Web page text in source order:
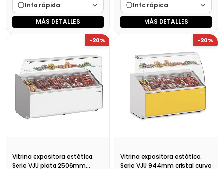
Info rápida
Marca
Cargando…
Cargando…
Disponibilidad
Cargando…
Precio final (+21%)2830,43 €
MÁS DETALLES
Info rápida
Marca
Cargando…
Cargando…
Disponibilidad
Cargando…
Precio final (+21%)2565,20 €
MÁS DETALLES
-20%
Vitrina expositora estética.
Serie VJU plata 2506mm
-20%
Vitrina expositora estática.
Serie VJU 944mm cristal curvo